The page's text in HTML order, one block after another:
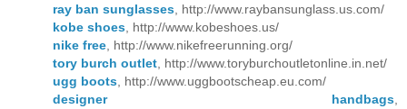
ray ban sunglasses, http://www.raybansunglass.us.com/
kobe shoes, http://www.kobeshoes.us/
nike free, http://www.nikefreerunning.org/
tory burch outlet, http://www.toryburchoutletonline.in.net/
ugg boots, http://www.uggbootscheap.eu.com/
designer handbags,